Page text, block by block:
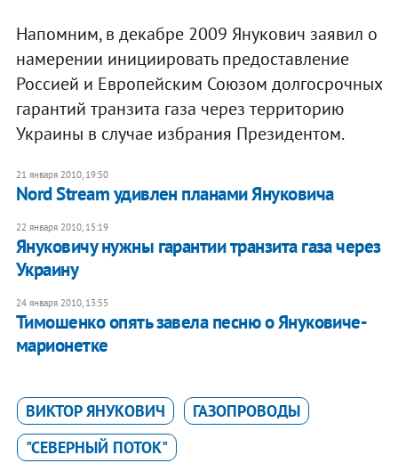
Напомним, в декабре 2009 Янукович заявил о
намерении инициировать предоставление
Россией и Европейским Союзом долгосрочных
гарантий транзита газа через территорию
Украины в случае избрания Президентом.
21 января 2010, 19:50
Nord Stream удивлен планами Януковича
22 января 2010, 15:19
Януковичу нужны гарантии транзита газа через
Украину
24 января 2010, 13:55
Тимошенко опять завела песню о Януковиче-
марионетке
ВИКТОР ЯНУКОВИЧ
ГАЗОПРОВОДЫ
"СЕВЕРНЫЙ ПОТОК"